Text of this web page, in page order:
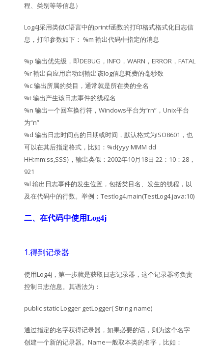
程、类别等等信息）
Log4J采用类似C语言中的printf函数的打印格式格式化日志信
息，打印参数如下： %m 输出代码中指定的消息
%p 输出优先级，即DEBUG，INFO，WARN，ERROR，FATAL
%r 输出自应用启动到输出该log信息耗费的毫秒数
%c 输出所属的类目，通常就是所在类的全名
%t 输出产生该日志事件的线程名
%n 输出一个回车换行符，Windows平台为“rn”，Unix平台
为“n”
%d 输出日志时间点的日期或时间，默认格式为ISO8601，也
可以在其后指定格式，比如：%d{yyy MMM dd
HH:mm:ss,SSS}，输出类似：2002年10月18日 22：10：28，
921
%l 输出日志事件的发生位置，包括类目名、发生的线程，以
及在代码中的行数。举例：Testlog4.main(TestLog4.java:10)
二、在代码中使用Log4j
1.得到记录器
使用Log4j，第一步就是获取日志记录器，这个记录器将负责
控制日志信息。其语法为：
public static Logger getLogger( String name)
通过指定的名字获得记录器，如果必要的话，则为这个名字
创建一个新的记录器。Name一般取本类的名字，比如：